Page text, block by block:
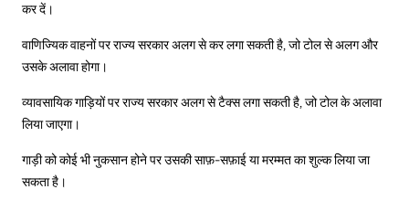
कर दें।
वाणिज्यिक वाहनों पर राज्य सरकार अलग से कर लगा सकती है, जो टोल से अलग और
उसके अलावा होगा।
व्यावसायिक गाड़ियों पर राज्य सरकार अलग से टैक्स लगा सकती है, जो टोल के अलावा
लिया जाएगा।
गाड़ी को कोई भी नुकसान होने पर उसकी साफ़-सफ़ाई या मरम्मत का शुल्क लिया जा
सकता है।